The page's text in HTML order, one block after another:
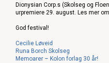
Dionysian Corp.s (Skolseg og
urpremiere 29. august. Les mer
God festival!
Cecilie Løveid
Runa Borch Skolseg
Memoarer – Kolon forlag 30 år!